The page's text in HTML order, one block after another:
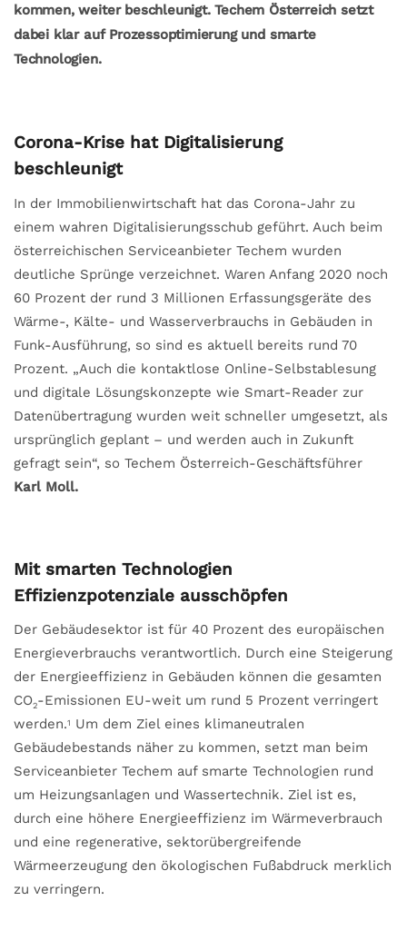
kommen, weiter beschleunigt. Techem Österreich setzt
dabei klar auf Prozessoptimierung und smarte
Technologien.
Corona-Krise hat Digitalisierung
beschleunigt
In der Immobilienwirtschaft hat das Corona-Jahr zu
einem wahren Digitalisierungsschub geführt. Auch beim
österreichischen Serviceanbieter Techem wurden
deutliche Sprünge verzeichnet. Waren Anfang 2020 noch
60 Prozent der rund 3 Millionen Erfassungsgeräte des
Wärme-, Kälte- und Wasserverbrauchs in Gebäuden in
Funk-Ausführung, so sind es aktuell bereits rund 70
Prozent. „Auch die kontaktlose Online-Selbstablesung
und digitale Lösungskonzepte wie Smart-Reader zur
Datenübertragung wurden weit schneller umgesetzt, als
ursprünglich geplant – und werden auch in Zukunft
gefragt sein“, so Techem Österreich-Geschäftsführer
Karl Moll.
Mit smarten Technologien
Effizienzpotenziale ausschöpfen
Der Gebäudesektor ist für 40 Prozent des europäischen
Energieverbrauchs verantwortlich. Durch eine Steigerung
der Energieeffizienz in Gebäuden können die gesamten
CO2-Emissionen EU-weit um rund 5 Prozent verringert
werden.1
Um dem Ziel eines klimaneutralen
Gebäudebestands näher zu kommen, setzt man beim
Serviceanbieter Techem auf smarte Technologien rund
um Heizungsanlagen und Wassertechnik. Ziel ist es,
durch eine höhere Energieeffizienz im Wärmeverbrauch
und eine regenerative, sektorübergreifende
Wärmeerzeugung den ökologischen Fußabdruck merklich
zu verringern.